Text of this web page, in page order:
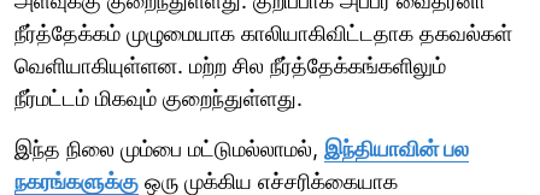
நீர்த்தேக்கம் முழுமையாக காலியாகிவிட்டதாக தகவல்கள்
வெளியாகியுள்ளன. மற்ற சில நீர்த்தேக்கங்களிலும்
நீர்மட்டம் மிகவும் குறைந்துள்ளது.
இந்த நிலை மும்பை மட்டுமல்லாமல், இந்தியாவின் பல
நகரங்களுக்கு ஒரு முக்கிய எச்சரிக்கையாக